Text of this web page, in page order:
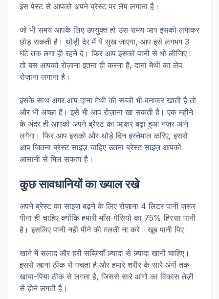
इस पेस्ट से आपको अपने ब्रेस्ट पर लेप लगाना है।
जो भी समय आपके लिए उपयुक्त हो उस समय आप इसको लगाकर
छोड़ सकती है। थोड़ी देर में ये सुख जाएगा, आप इसे लगभग 3
घंटे तक लगा ही रहने दे। फिर आप इसको पानी से धो लीजिए।
तो बस आपको रोज़ाना इतना ही करना है, दाना मेथी का लेप
रोज़ाना लगाना है।
इसके साथ अगर आप दाना मेथी की सब्जी भी बनाकर खाती है तो
और भी अच्छा है। इसे भी आप रोज़ाना खा सकती है। एक महीने
के अंदर ही आपको अपने ब्रेस्ट का आकर बढ़ा हुआ नज़र आने
लगेगा। फिर आप इसको और थोड़े दिन इस्तेमाल करिए, इससे
आप जितना ब्रेस्ट साइज़ चाहिए उतना ब्रेस्ट साइज़ आपको
आसानी से मिल सकता है।
कुछ सावधानियों का ख्याल रखे
अपने ब्रेस्ट का साइज़ बढ़ने के लिए रोज़ाना 4 लिटर पानी ज़रूर
पीना ही चाहिए क्योंकि हमारी माँस-पेसियो का 75% हिस्सा पानी
है। इसलिए पानी नही पीने की ग़लती ना करे। खूब पानी पिए।
खाने में सलाद और हरी सब्ज़ियाँ ज़्यादा से ज़्यादा खानी चाहिए।
इससे खाना ठीक से पचता है और हमारे शरीर के सारे अंगों तक
खाया-पिया ठीक से लगता है, जिससे सारे आंगो का विकास तेज़ी
से होने लगती है।